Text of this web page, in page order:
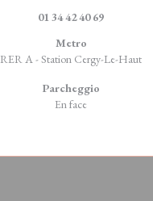
01 34 42 40 69
Metro
RER A - Station Cergy-Le-Haut
Parcheggio
En face